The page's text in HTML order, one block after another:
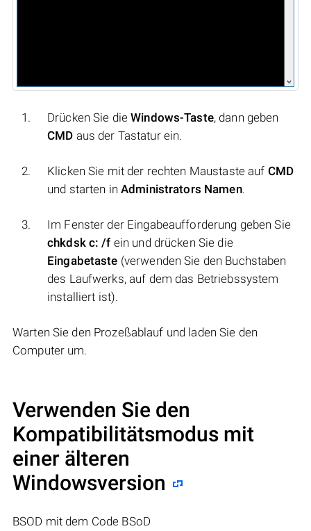
Drücken Sie dieWindows-Taste, dann geben
CMD aus der Tastatur ein.
Klicken Sie mit der rechten Maustaste auf CMD
und starten in Administrators Namen.
Im Fenster der Eingabeaufforderung geben Sie
chkdsk c: /f ein und drücken Sie die
Eingabetaste (verwenden Sie den Buchstaben
des Laufwerks, auf dem das Betriebssystem
installiert ist).
Warten Sie den Prozeßablauf und laden Sie den
Computer um.
Verwenden Sie den
Kompatibilitätsmodus mit
einer älteren
Windowsversion
BSOD mit dem Code BSoD